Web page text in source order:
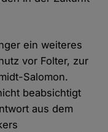
ein weiteres
vor Folter, zur
Salomon.
beabsichtigt
aus dem